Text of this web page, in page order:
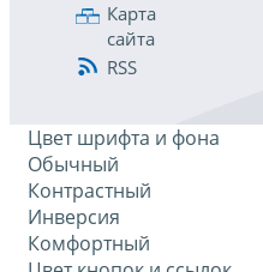
Карта
сайта
RSS
Цвет шрифта и фона
Обычный
Контрастный
Инверсия
Комфортный